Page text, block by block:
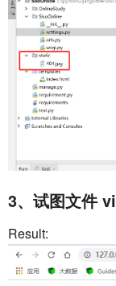
3、试图文件
Result: